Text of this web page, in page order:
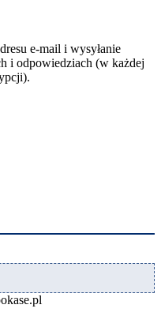
e-mail i wysyłanie
i odpowiedziach (w każdej